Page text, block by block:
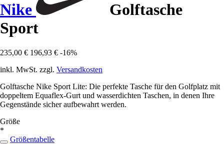
Nike
Golftasche
Sport
235,00 € 196,93 € -16%
inkl. MwSt. zzgl. Versandkosten
Golftasche Nike Sport Lite: Die perfekte Tasche für den Golfplatz mit
doppeltem Equaflex-Gurt und wasserdichten Taschen, in denen Ihre
Gegenstände sicher aufbewahrt werden.
Größe
*
Größentabelle